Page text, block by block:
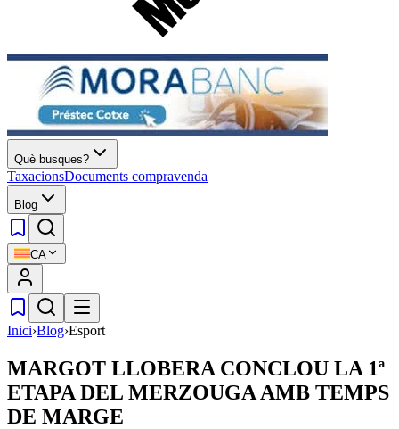
Què busques?
TaxacionsDocuments compravenda
Blog
CA
Inici›Blog›Esport
MARGOT LLOBERA CONCLOU LA 1ª
ETAPA DEL MERZOUGA AMB TEMPS
DE MARGE